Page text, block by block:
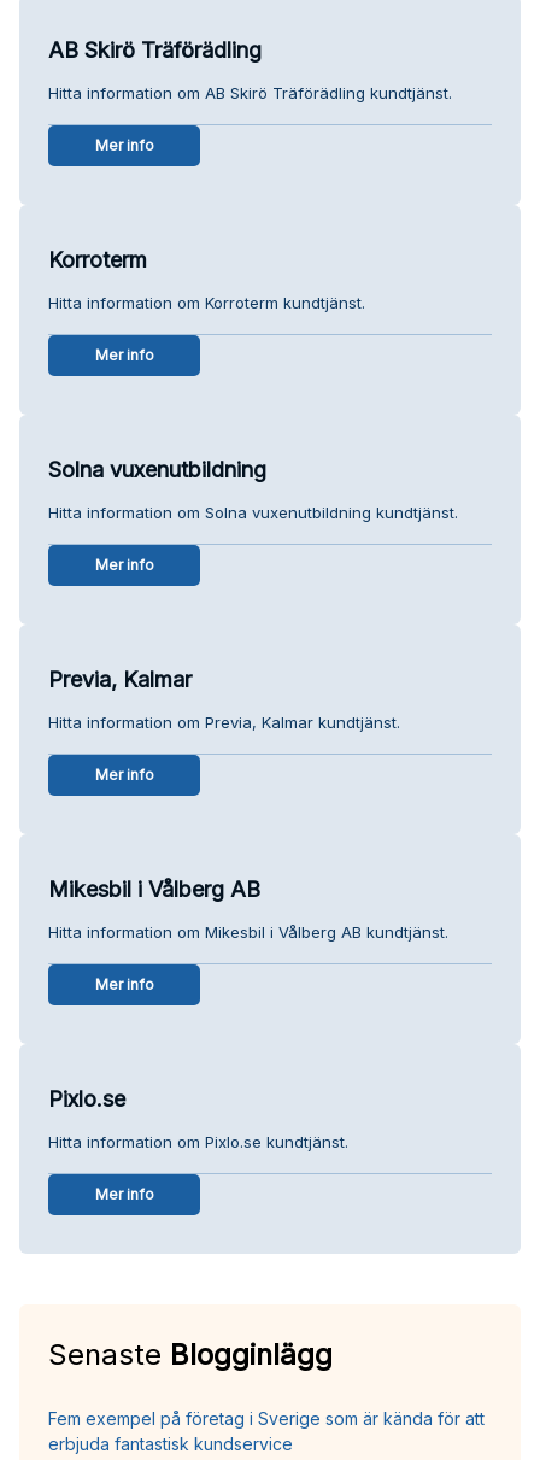
AB Skirö Träförädling
Hitta information om AB Skirö Träförädling kundtjänst.
Mer info
Korroterm
Hitta information om Korroterm kundtjänst.
Mer info
Solna vuxenutbildning
Hitta information om Solna vuxenutbildning kundtjänst.
Mer info
Previa, Kalmar
Hitta information om Previa, Kalmar kundtjänst.
Mer info
Mikesbil i Vålberg AB
Hitta information om Mikesbil i Vålberg AB kundtjänst.
Mer info
Pixlo.se
Hitta information om Pixlo.se kundtjänst.
Mer info
Senaste Blogginlägg
Fem exempel på företag i Sverige som är kända för att
erbjuda fantastisk kundservice